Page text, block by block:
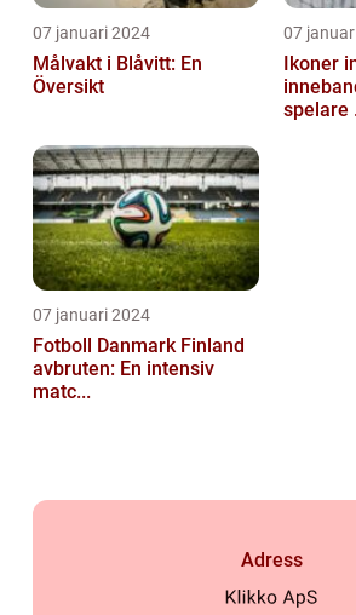
07 januari 2024
Målvakt i Blåvitt: En
Översikt
07
Ikoner
spelare
07 januari 2024
Fotboll Danmark Finland
avbruten: En intensiv
matc...
Adress